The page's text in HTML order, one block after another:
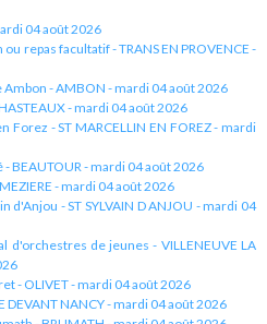
04 août 2026
repas facultatif - TRANS EN PROVENCE -
Ambon - AMBON - mardi 04 août 2026
- mardi 04 août 2026
Forez - ST MARCELLIN EN FOREZ - mardi
BEAUTOUR - mardi 04 août 2026
- mardi 04 août 2026
d'Anjou - ST SYLVAIN D ANJOU - mardi 04
d'orchestres de jeunes - VILLENEUVE LA
- OLIVET - mardi 04 août 2026
DEVANT NANCY - mardi 04 août 2026